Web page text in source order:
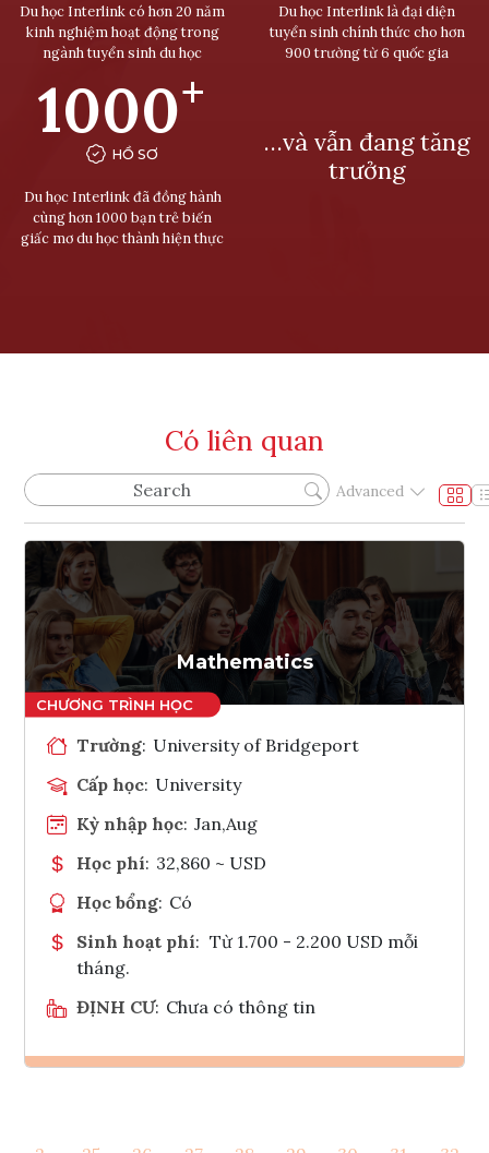
Du học Interlink có hơn 20 năm
kinh nghiệm hoạt động trong
ngành tuyển sinh du học
Du học Interlink là đại diện
tuyển sinh chính thức cho hơn
900 trường từ 6 quốc gia
1000+
HỒ SƠ
Du học Interlink đã đồng hành
cùng hơn 1000 bạn trẻ biến
giấc mơ du học thành hiện thực
…và vẫn đang tăng
trưởng
Có liên quan
Advanced
Mathematics
Trường: University of Bridgeport
Cấp học: University
Kỳ nhập học: Jan,Aug
Học phí: 32,860 ~ USD
Học bổng: Có
Sinh hoạt phí: Từ 1.700 - 2.200 USD mỗi
tháng.
ĐỊNH CƯ: Chưa có thông tin